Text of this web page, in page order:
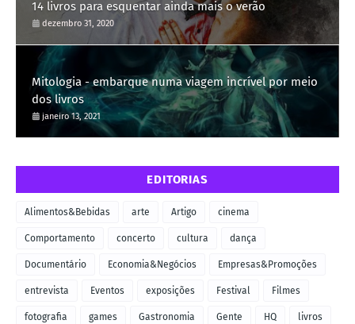
14 livros para esquentar ainda mais o verão
dezembro 31, 2020
Mitologia - embarque numa viagem incrível por meio
dos livros
janeiro 13, 2021
EDITORIAS
Alimentos&Bebidas arte Artigo cinema
Comportamento concerto cultura dança
Documentário Economia&Negócios Empresas&Promoções
entrevista Eventos exposições Festival Filmes
fotografia games Gastronomia Gente HQ livros